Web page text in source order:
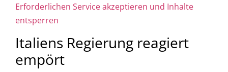
Erforderlichen Service akzeptieren und Inhalte
entsperren
Italiens Regierung reagiert
empört